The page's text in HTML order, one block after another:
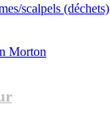
scalpels (déchets)
Morton